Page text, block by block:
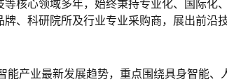
等核心领域多年，始终秉持专业化、国际化
、科研院所及行业专业采购商，展出前沿
产业最新发展趋势，重点围绕具身智能、